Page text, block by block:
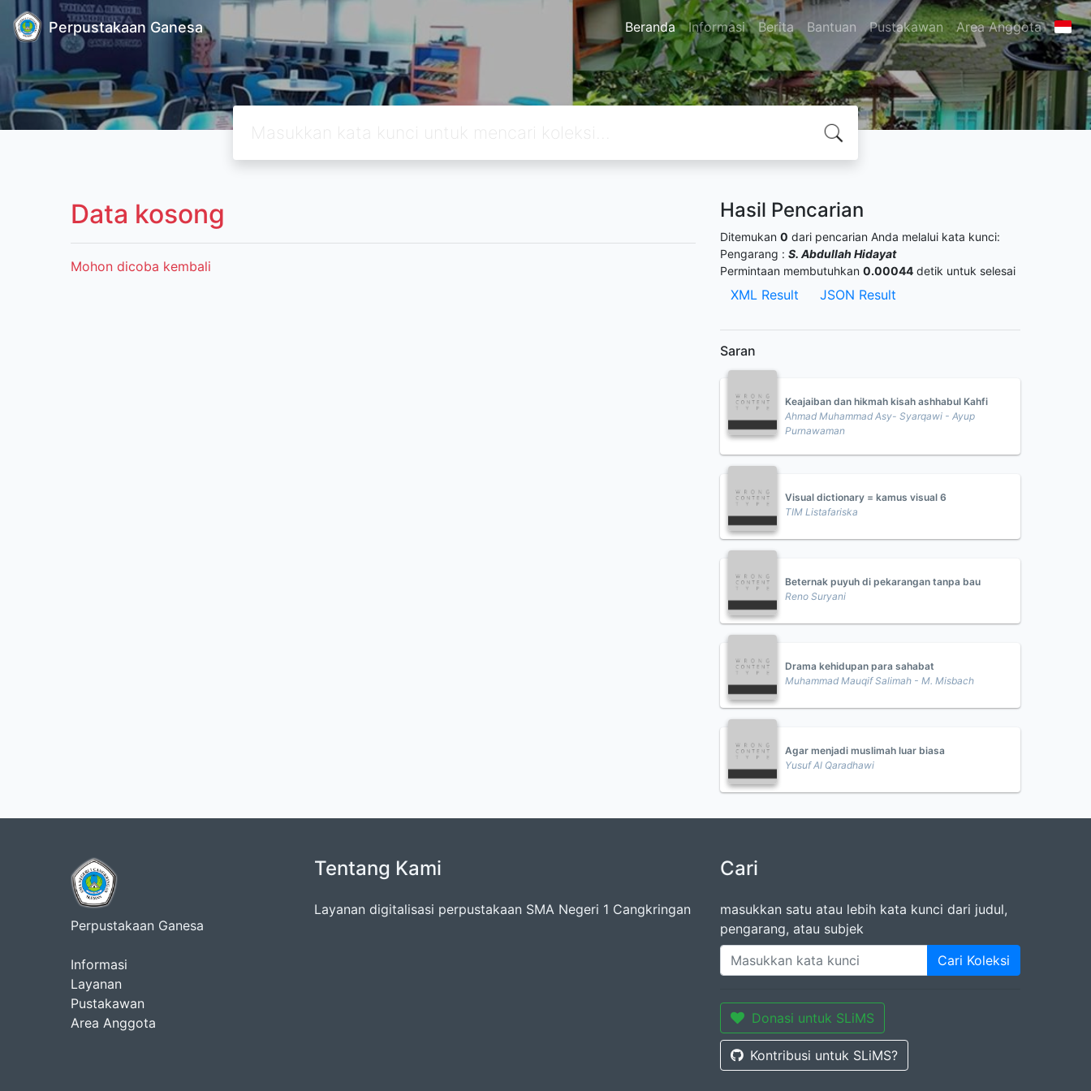
Perpustakaan Ganesa Beranda Informasi Berita Bantuan Pustakawan Area Anggota
Data kosong
Mohon dicoba kembali
Hasil Pencarian
Ditemukan 0 dari pencarian Anda melalui kata kunci:
Pengarang : S. Abdullah Hidayat
Permintaan membutuhkan 0.00044 detik untuk selesai
XML Result JSON Result
Saran
Keajaiban dan hikmah kisah ashhabul Kahfi
Ahmad Muhammad Asy- Syarqawi - Ayup
Purnawaman
Visual dictionary = kamus visual 6
TIM Listafariska
Beternak puyuh di pekarangan tanpa bau
Reno Suryani
Drama kehidupan para sahabat
Muhammad Mauqif Salimah - M. Misbach
Agar menjadi muslimah luar biasa
Yusuf Al Qaradhawi
Perpustakaan Ganesa
Informasi
Layanan
Pustakawan
Area Anggota
Tentang Kami
Layanan digitalisasi perpustakaan SMA Negeri 1 Cangkringan
Cari
masukkan satu atau lebih kata kunci dari judul,
pengarang, atau subjek
Cari Koleksi
Donasi untuk SLiMS
Kontribusi untuk SLiMS?